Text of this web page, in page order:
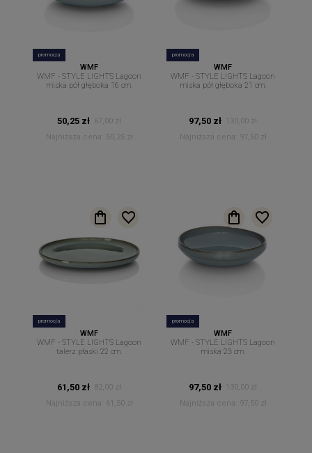
promocja
WMF
WMF - STYLE LIGHTS Lagoon
miska pół głęboka 16 cm.
50,25 zł 67,00 zł
Najniższa cena:
50,25 zł
promocja
WMF
WMF - STYLE LIGHTS Lagoon
miska pół głęboka 21 cm.
97,50 zł
130,00 zł
Najniższa cena:
97,50 zł
promocja
WMF
WMF - STYLE LIGHTS Lagoon
talerz płaski 22 cm.
61,50 zł
82,00 zł
Najniższa cena:
61,50 zł
promocja
WMF
WMF - STYLE LIGHTS Lagoon
miska 23 cm.
97,50 zł
130,00 zł
Najniższa cena:
97,50 zł